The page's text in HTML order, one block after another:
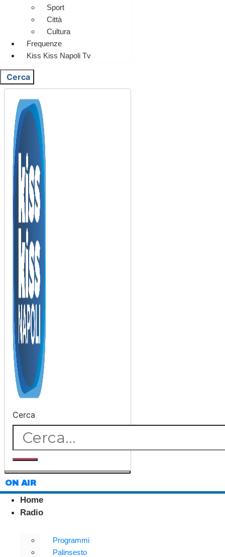
Sport
Città
Cultura
Frequenze
Kiss Kiss Napoli Tv
Cerca
Cerca
ON AIR
Home
Radio
Programmi
Palinsesto